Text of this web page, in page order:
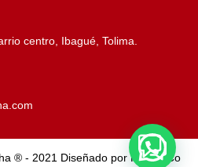
centro, Ibagué, Tolima.
® - 2021 Diseñado por Kroma.Co